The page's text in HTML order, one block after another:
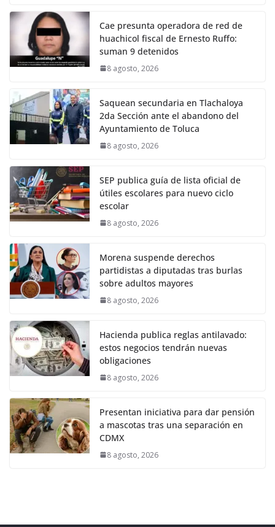
Cae presunta operadora de red de
huachicol fiscal de Ernesto Ruffo:
suman 9 detenidos
8 agosto, 2026
Saquean secundaria en Tlachaloya
2da Sección ante el abandono del
Ayuntamiento de Toluca
8 agosto, 2026
SEP publica guía de lista oficial de
útiles escolares para nuevo ciclo
escolar
8 agosto, 2026
Morena suspende derechos
partidistas a diputadas tras burlas
sobre adultos mayores
8 agosto, 2026
Hacienda publica reglas antilavado:
estos negocios tendrán nuevas
obligaciones
8 agosto, 2026
Presentan iniciativa para dar pensión
a mascotas tras una separación en
CDMX
8 agosto, 2026